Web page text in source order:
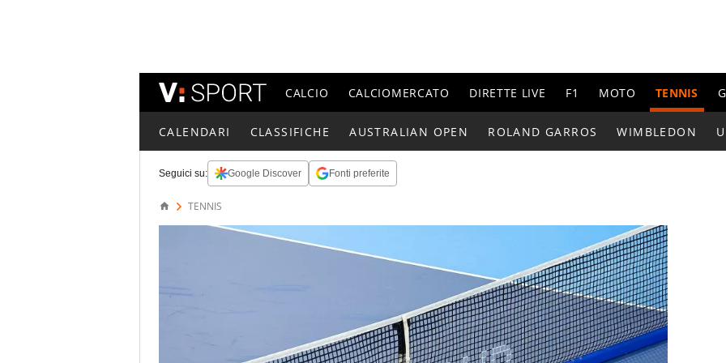
CALCIO CALCIOMERCATO DIRETTE LIVE F1 MOTO TENNIS
CALENDARI CLASSIFICHE AUSTRALIAN OPEN ROLAND GARROS WIMBLEDON
Seguici su: Google Discover Fonti preferite
TENNIS